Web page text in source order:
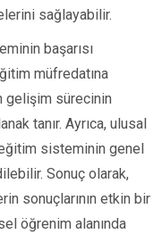
sağlayabilir.
başarısı
müfredatına
gelişim sürecinin
tanır. Ayrıca, ulusal
sisteminin genel
Sonuç olarak,
sonuçlarının etkin bir
öğrenim alanında